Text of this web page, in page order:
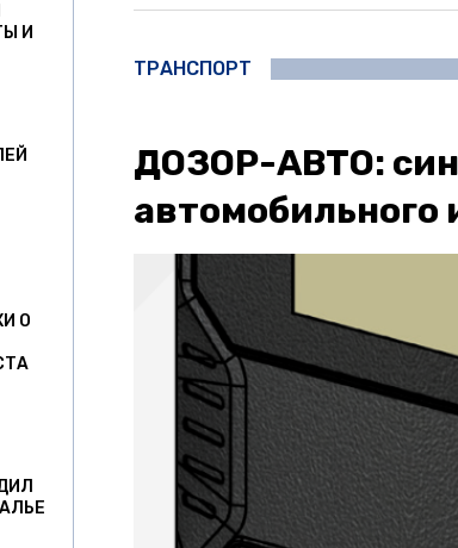
И
О
ТРАНСПОРТ
ДОЗОР-АВТО:
автомобильного